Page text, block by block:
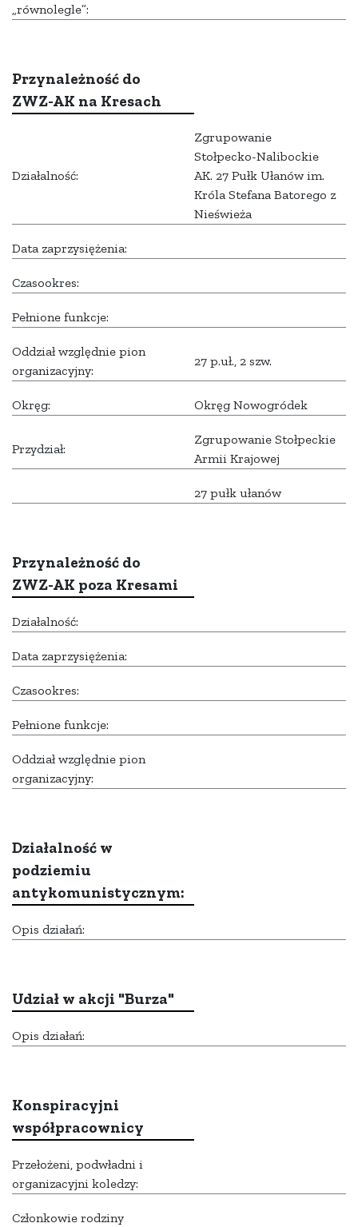
„równolegle”:
Przynależność do
ZWZ-AK na Kresach
Działalność:
Zgrupowanie
Stołpecko-Nalibockie
AK. 27 Pułk Ułanów im.
Króla Stefana Batorego z
Nieświeża
Data zaprzysiężenia:
Czasookres:
Pełnione funkcje:
Oddział względnie pion
organizacyjny:
27 p.uł., 2 szw.
Okręg: Okręg Nowogródek
Przydział:
Zgrupowanie Stołpeckie
Armii Krajowej
27 pułk ułanów
Przynależność do
ZWZ-AK poza Kresami
Działalność:
Data zaprzysiężenia:
Czasookres:
Pełnione funkcje:
Oddział względnie pion
organizacyjny:
Działalność w
podziemiu
antykomunistycznym:
Opis działań:
Udział w akcji "Burza"
Opis działań:
Konspiracyjni
współpracownicy
Przełożeni, podwładni i
organizacyjni koledzy:
Członkowie rodziny